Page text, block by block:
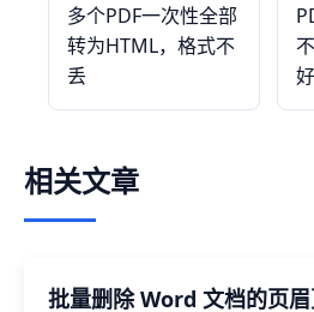
多个PDF一次性全部
转为HTML，格式不
丢
相关文章
批量删除 Word 文档的页